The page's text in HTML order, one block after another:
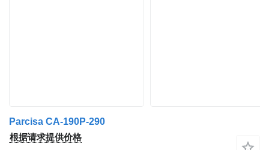
Parcisa CA-190P-290
根据请求提供价格